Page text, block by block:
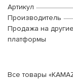
Артикул
Производитель
Продажа на другие
платформы
Все товары